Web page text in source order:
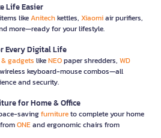
Life Easier
items likeAnitechkettles, Xiaomiair purifiers,
more—ready for your lifestyle.
Every Digital Life
gadgets likeNEOpaper shredders, WD
wireless keyboard-mouse combos—all
and security.
for Home & Office
savingfurnitureto complete your home
ONEand ergonomic chairs from